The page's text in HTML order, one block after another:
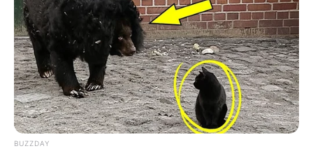
BUZZDAY